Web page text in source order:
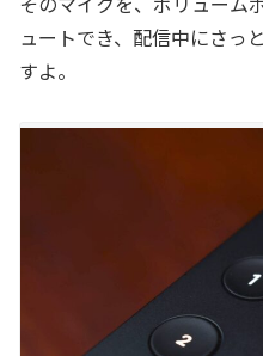
ュートでき、配信中にさっ
すよ。